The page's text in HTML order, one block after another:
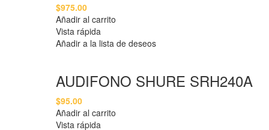
$975.00
Añadir al carrito
Vista rápida
Añadir a la lista de deseos
AUDIFONO SHURE SRH240A
$95.00
Añadir al carrito
Vista rápida